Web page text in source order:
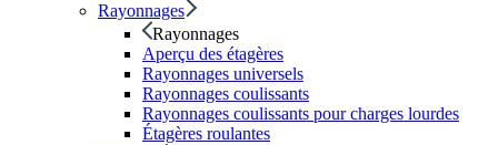
Rayonnages
Rayonnages
Aperçu des étagères
Rayonnages universels
Rayonnages coulissants
Rayonnages coulissants pour charges lourdes
Étagères roulantes